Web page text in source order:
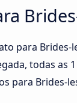
para Brides-
todas as
para Brides-